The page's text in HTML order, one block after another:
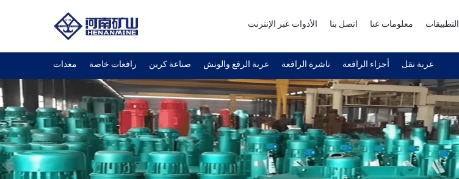
الأدوات عبر الإنترنت اتصل بنا معلومات عنا التطبيقات
معدات رافعات خاصة صناعة كرين عربة الرفع والونش ناشرة الرافعة أجزاء الرافعة عربة نقل